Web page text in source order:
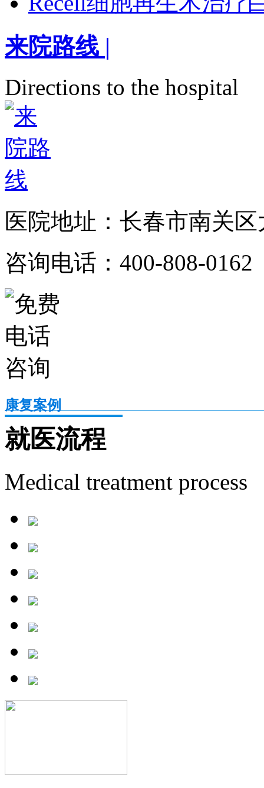
来院路线 |
Directions to the hospital
医院地址：长春市南关
咨询电话：400-808-0162
康复案例
就医流程
Medical treatment process